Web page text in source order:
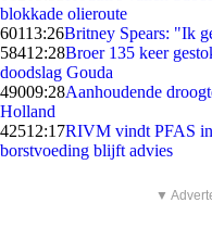
blokkade olieroute
60113:26Britney Spears: "Ik
58412:28Broer 135 keer
doodslag Gouda
49009:28Aanhoudende
Holland
42512:17RIVM vindt PFAS in
borstvoeding blijft advies
▼